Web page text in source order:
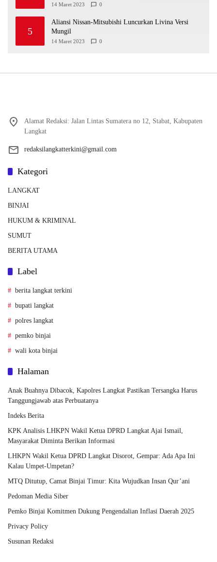
14 Maret 2023 0
5
Aliansi Nissan-Mitsubishi Luncurkan Livina Versi
Mungil
14 Maret 2023 0
Alamat Redaksi: Jalan Lintas Sumatera no 12, Stabat, Kabupaten
Langkat
redaksilangkatterkini@gmail.com
Kategori
LANGKAT
BINJAI
HUKUM & KRIMINAL
SUMUT
BERITA UTAMA
Label
berita langkat terkini
bupati langkat
polres langkat
pemko binjai
wali kota binjai
Halaman
Anak Buahnya Dibacok, Kapolres Langkat Pastikan Tersangka Harus
Tanggungjawab atas Perbuatanya
Indeks Berita
KPK Analisis LHKPN Wakil Ketua DPRD Langkat Ajai Ismail,
Masyarakat Diminta Berikan Informasi
LHKPN Wakil Ketua DPRD Langkat Disorot, Gempar: Ada Apa Ini
Kalau Umpet-Umpetan?
MTQ Ditutup, Camat Binjai Timur: Kita Wujudkan Insan Qur’ani
Pedoman Media Siber
Pemko Binjai Komitmen Dukung Pengendalian Inflasi Daerah 2025
Privacy Policy
Susunan Redaksi